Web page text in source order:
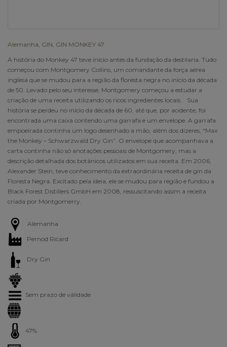
Alemanha GIN GIN MONKEY 47
A história do Monkey 47 teve início antes da fundação da destilaria. Tudo
começou com Montgomery Collins, um comandante da força aérea
inglesa que se mudou para a região da floresta negra no início da década
de 50. Levado pelo seu interesse, Montgomery começou a estudar a
criação de uma receita utilizando os ricos ingredientes locais. Sua
história se perdeu no início da década de 60, até que, por acidente, foi
encontrada uma caixa contendo uma garrafa e um envelope. A garrafa
empoeirada continha um logo desenhado a mão, além dos dizeres, “Max
the Monkey – Schwarzwald Dry Gin”. O envelope que acompanhava a
carta continha não só anotações pessoais de Montgomery, mas a
descrição detalhada dos botânicos utilizados em sua receita. Em 2006,
Alexander Stein, teve conhecimento da extraordinária receita de gin da
Floresta Negra. Excitado pela ideia, ele se mudou para região e fundou a
Black Forest Distillers GmbH em 2008, ressuscitando assim a receita
criada por Montgomerry.
Alemanha
Pernod Ricard
Dry Gin
Sem prazo de válidade
.
47%